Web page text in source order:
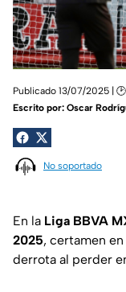
Publicado 13/07/2025 |
Escrito por: Oscar
No soportado
En la Liga BBVA
2025, certamen
derrota al perder